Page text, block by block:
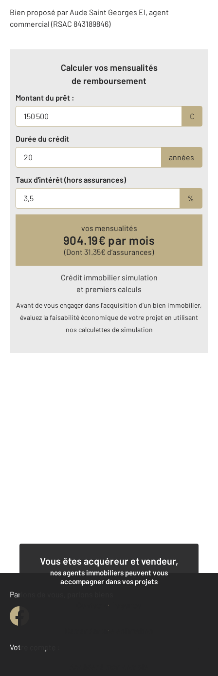
Bien proposé par Aude Saint Georges EI, agent
commercial (RSAC 843189846)
Calculer vos mensualités
de remboursement
Montant du prêt :
€
Durée du crédit
années
Taux d'intérêt (hors assurances)
%
vos mensualités
904.19€ par mois
(Dont 31.35€ d’assurances)
Crédit immobilier simulation
et premiers calculs
Avant de vous engager dans l’acquisition d’un bien immobilier,
évaluez la faisabilité économique de votre projet en utilisant
nos calculettes de simulation
Vous êtes acquéreur et vendeur,
nos agents immobiliers peuvent vous
accompagner dans vos projets
Contacter l'agence
Demander une estimation
Parlons de vous, parlons biens
Votre compte :
Accéder à mon compte